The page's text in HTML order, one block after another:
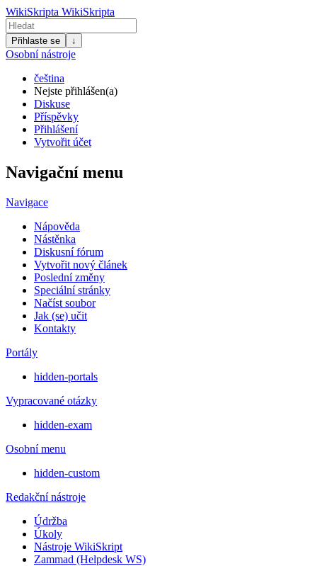
WikiSkripta WikiSkripta
Přihlaste se ↓
Osobní nástroje
čeština
Nejste přihlášen(a)
Diskuse
Příspěvky
Přihlášení
Vytvořit účet
Navigační menu
Navigace
Nápověda
Nástěnka
Diskusní fórum
Vytvořit nový článek
Poslední změny
Speciální stránky
Načíst soubor
Jak (se) učit
Kontakty
Portály
hidden-portals
Vypracované otázky
hidden-exam
Osobní menu
hidden-custom
Redakční nástroje
Údržba
Úkoly
Nástroje WikiSkript
Zammad (Helpdesk WS)